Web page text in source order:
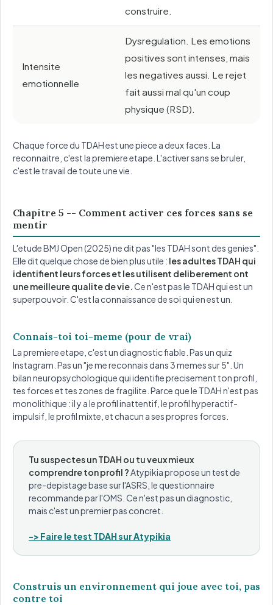
construire.
Intensite
emotionnelle
Dysregulation. Les emotions
positives sont intenses, mais
les negatives aussi. Le rejet
fait aussi mal qu'un coup
physique (RSD).
Chaque force du TDAH est une piece a deux faces. La
reconnaitre, c'est la premiere etape. L'activer sans se bruler,
c'est le travail de toute une vie.
Chapitre 5 -- Comment activer ces forces sans se
mentir
L'etude BMJ Open (2025) ne dit pas "les TDAH sont des genies".
Elle dit quelque chose de bien plus utile : les adultes TDAH qui
identifient leurs forces et les utilisent deliberement ont
une meilleure qualite de vie. Ce n'est pas le TDAH qui est un
superpouvoir. C'est la connaissance de soi qui en est un.
Connais-toi toi-meme (pour de vrai)
La premiere etape, c'est un diagnostic fiable. Pas un quiz
Instagram. Pas un "je me reconnais dans 3 memes sur 5". Un
bilan neuropsychologique qui identifie precisement ton profil,
tes forces et tes zones de fragilite. Parce que le TDAH n'est pas
monolithique : il y a le profil inattentif, le profil hyperactif-
impulsif, le profil mixte, et chacun a ses propres forces.
Tu suspectes un TDAH ou tu veux mieux
comprendre ton profil ?Atypikia propose un test de
pre-depistage base sur l'ASRS, le questionnaire
recommande par l'OMS. Ce n'est pas un diagnostic,
mais c'est un premier pas concret.
-> Faire le test TDAH sur Atypikia
Construis un environnement qui joue avec toi, pas
contre toi